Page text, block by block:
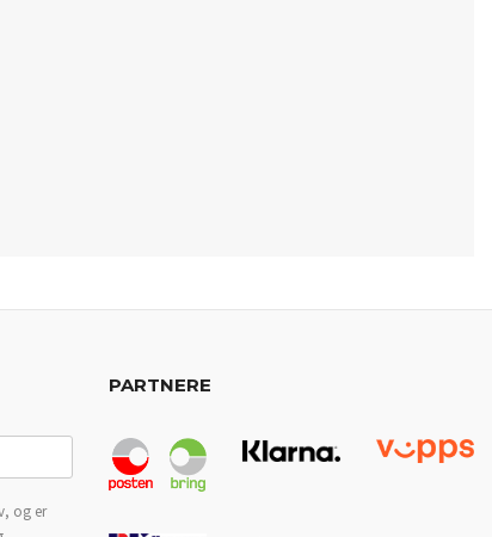
og er
PARTNERE